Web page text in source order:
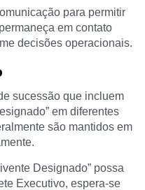
para permitir
em contato
decisões operacionais.
sucessão que incluem
em diferentes
são mantidos em
Designado” possa
Executivo, espera-se